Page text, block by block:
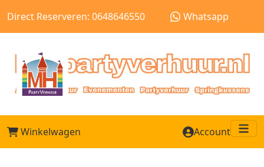
Direct Reserveren: 0648646550 Whatsapp
Winkelwagen Account